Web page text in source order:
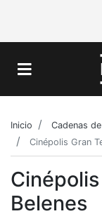
Inicio Cadenas
Cinépolis Gran
Belenes